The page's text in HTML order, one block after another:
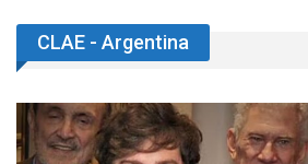
CLAE - Argentina